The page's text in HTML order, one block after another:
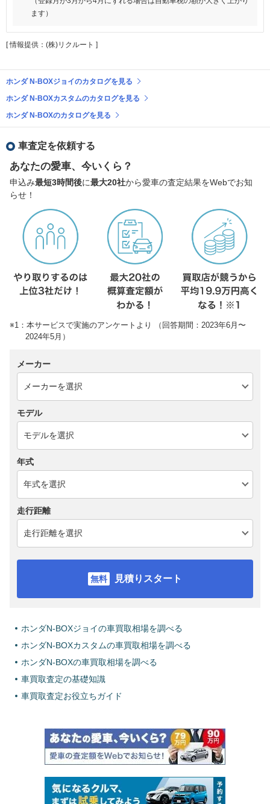
ます）
[ 情報提供：(株)リクルート ]
ホンダ N-BOXジョイのカタログを見る
ホンダ N-BOXカスタムのカタログを見る
ホンダ N-BOXのカタログを見る
車査定を依頼する
あなたの愛車、今いくら？
申込み最短3時間後に最大20社から愛車の査定結果をWebでお知
らせ！
※1：本サービスで実施のアンケートより （回答期間：2023年6月〜
2024年5月）
メーカー
モデル
年式
走行距離
見積りスタート
ホンダN-BOXジョイの車買取相場を調べる
ホンダN-BOXカスタムの車買取相場を調べる
ホンダN-BOXの車買取相場を調べる
車買取査定の基礎知識
車買取査定お役立ちガイド